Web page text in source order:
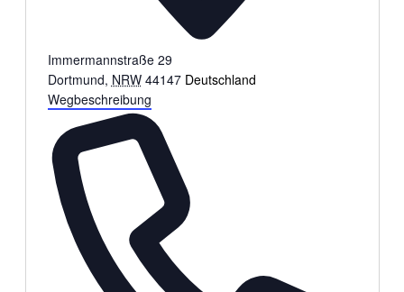
Immermannstraße 29
Dortmund, NRW 44147 Deutschland
Wegbeschreibung